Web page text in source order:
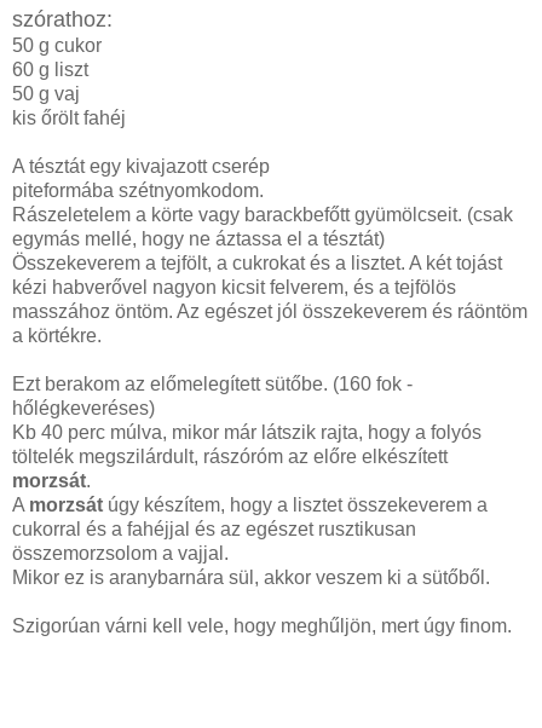
szórathoz:
50 g cukor
60 g liszt
50 g vaj
kis őrölt fahéj
A tésztát egy kivajazott cserép
piteformába szétnyomkodom.
Rászeletelem a körte vagy barackbefőtt gyümölcseit. (csak
egymás mellé, hogy ne áztassa el a tésztát)
Összekeverem a tejfölt, a cukrokat és a lisztet. A két tojást
kézi habverővel nagyon kicsit felverem, és a tejfölös
masszához öntöm. Az egészet jól összekeverem és ráöntöm
a körtékre.
Ezt berakom az előmelegített sütőbe. (160 fok -
hőlégkeveréses)
Kb 40 perc múlva, mikor már látszik rajta, hogy a folyós
töltelék megszilárdult, rászóróm az előre elkészített
morzsát.
A morzsát úgy készítem, hogy a lisztet összekeverem a
cukorral és a fahéjjal és az egészet rusztikusan
összemorzsolom a vajjal.
Mikor ez is aranybarnára sül, akkor veszem ki a sütőből.
Szigorúan várni kell vele, hogy meghűljön, mert úgy finom.